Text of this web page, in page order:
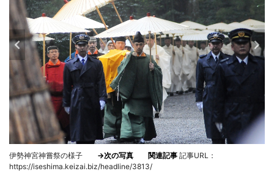
伊勢神宮神嘗祭の様子 →次の写真 関連記事 記事URL：
https://iseshima.keizai.biz/headline/3813/